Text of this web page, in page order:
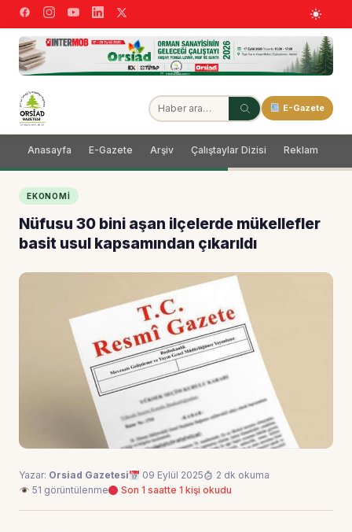
E-Gazete
Anasayfa E-Gazete Arşiv Çalıştaylar Dizisi Reklam
EKONOMI
Nüfusu 30 bini aşan ilçelerde mükellefler
basit usul kapsamından çıkarıldı
Yazar: Orsiad Gazetesi 09 Eylül 2025
2 dk okuma
51 görüntülenme
Son 1 saatte 1 kişi okudu